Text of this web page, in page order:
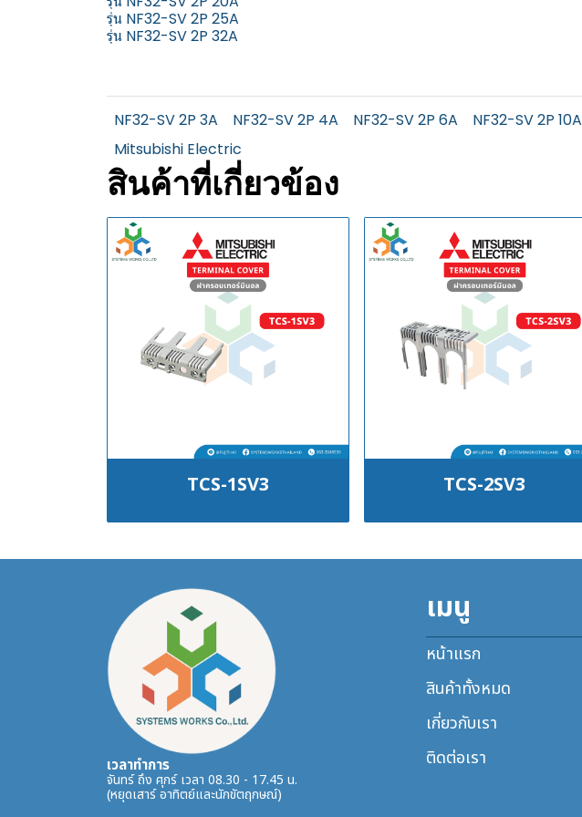
รุ่น NF32-SV 2P 25A
รุ่น NF32-SV 2P 32A
NF32-SV 2P 3A NF32-SV 2P 4A NF32-SV 2P 6A NF32-SV 2P 10A
Mitsubishi Electric
สินค้าที่เกี่ยวข้อง
TCS-1SV3 TCS-2SV3
เวลาทำการ
จันทร์ ถึง ศุกร์ เวลา 08.30 - 17.45 น.
(หยุดเสาร์ อาทิตย์และนักขัตฤกษณ์)
เมนู
หน้าแรก
สินค้าทั้งหมด
เกี่ยวกับเรา
ติดต่อเรา